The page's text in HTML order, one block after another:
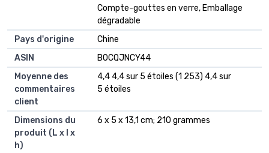
Compte-gouttes en verre, Emballage
dégradable
Pays d'origine
‎Chine
ASIN
B0CQJNCY44
Moyenne des
commentaires
client
4,4 4,4 sur 5 étoiles (1 253) 4,4 sur
5 étoiles
Dimensions du
produit (L x l x
h)
6 x 5 x 13,1 cm; 210 grammes